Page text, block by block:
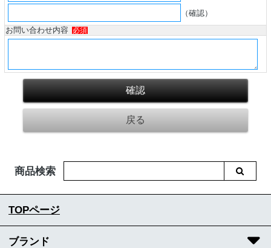
（確認）
お問い合わせ内容
必須
商品検索
TOPページ
ブランド